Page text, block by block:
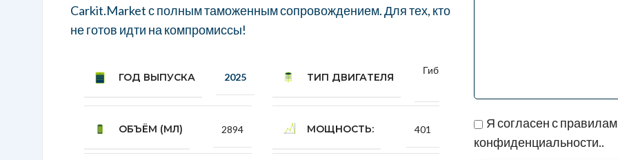
Carkit.Market с полным таможенным сопровождением. Для тех, кто
не готов идти на компромиссы!
ГОД ВЫПУСКА 2025 ТИП ДВИГАТЕЛЯ
Гибридный
ОБЪЁМ (МЛ) 2894 МОЩНОСТЬ: 401
Я согласен с
конфиденциальности..